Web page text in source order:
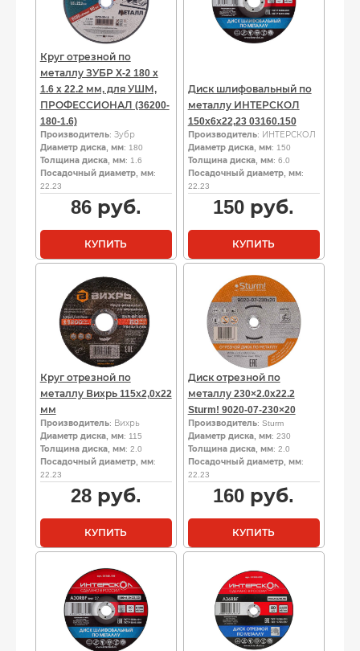
Круг отрезной по
металлу ЗУБР X-2 180 x
1.6 x 22.2 мм, для УШМ,
ПРОФЕССИОНАЛ (36200-
180-1.6)
Производитель: Зубр
Диаметр диска, мм: 180
Толщина диска, мм: 1.6
Посадочный диаметр, мм:
22.23
86руб.
КУПИТЬ
Диск шлифовальный по
металлу ИНТЕРСКОЛ
150х6х22,23 03160.150
Производитель: ИНТЕРСКОЛ
Диаметр диска, мм: 150
Толщина диска, мм: 6.0
Посадочный диаметр, мм:
22.23
150 руб.
КУПИТЬ
Круг отрезной по
металлу Вихрь 115х2,0х22
мм
Производитель: Вихрь
Диаметр диска, мм: 115
Толщина диска, мм: 2.0
Посадочный диаметр, мм:
22.23
28руб.
КУПИТЬ
Диск отрезной по
металлу 230×2.0x22.2
Sturm! 9020-07-230×20
Производитель: Sturm
Диаметр диска, мм: 230
Толщина диска, мм: 2.0
Посадочный диаметр, мм:
22.23
160 руб.
КУПИТЬ